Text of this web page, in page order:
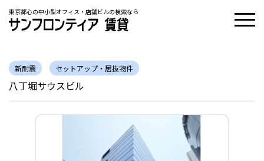
東京都心の中小型オフィス・店舗ビルの検索なら
新耐震 セットアップ・居抜物件
八丁堀サウスビル